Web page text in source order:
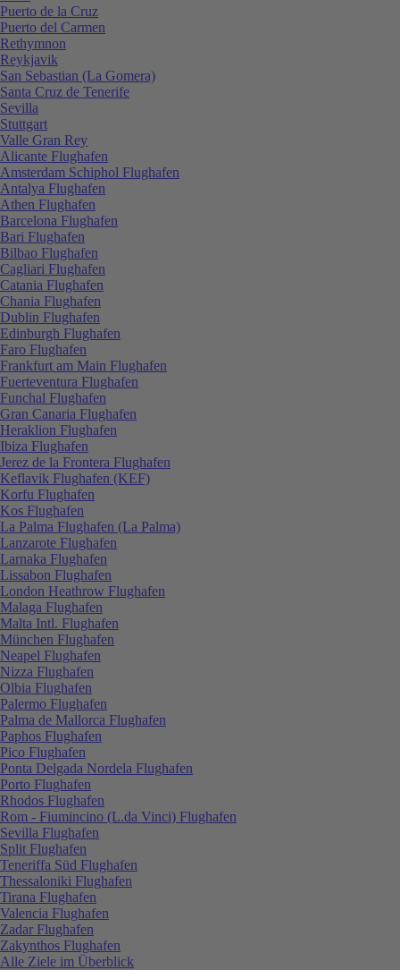
Puerto de la Cruz
Puerto del Carmen
Rethymnon
Reykjavik
San Sebastian (La Gomera)
Santa Cruz de Tenerife
Sevilla
Stuttgart
Valle Gran Rey
Alicante Flughafen
Amsterdam Schiphol Flughafen
Antalya Flughafen
Athen Flughafen
Barcelona Flughafen
Bari Flughafen
Bilbao Flughafen
Cagliari Flughafen
Catania Flughafen
Chania Flughafen
Dublin Flughafen
Edinburgh Flughafen
Faro Flughafen
Frankfurt am Main Flughafen
Fuerteventura Flughafen
Funchal Flughafen
Gran Canaria Flughafen
Heraklion Flughafen
Ibiza Flughafen
Jerez de la Frontera Flughafen
Keflavik Flughafen (KEF)
Korfu Flughafen
Kos Flughafen
La Palma Flughafen (La Palma)
Lanzarote Flughafen
Larnaka Flughafen
Lissabon Flughafen
London Heathrow Flughafen
Malaga Flughafen
Malta Intl. Flughafen
München Flughafen
Neapel Flughafen
Nizza Flughafen
Olbia Flughafen
Palermo Flughafen
Palma de Mallorca Flughafen
Paphos Flughafen
Pico Flughafen
Ponta Delgada Nordela Flughafen
Porto Flughafen
Rhodos Flughafen
Rom - Fiumincino (L.da Vinci) Flughafen
Sevilla Flughafen
Split Flughafen
Teneriffa Süd Flughafen
Thessaloniki Flughafen
Tirana Flughafen
Valencia Flughafen
Zadar Flughafen
Zakynthos Flughafen
Alle Ziele im Überblick